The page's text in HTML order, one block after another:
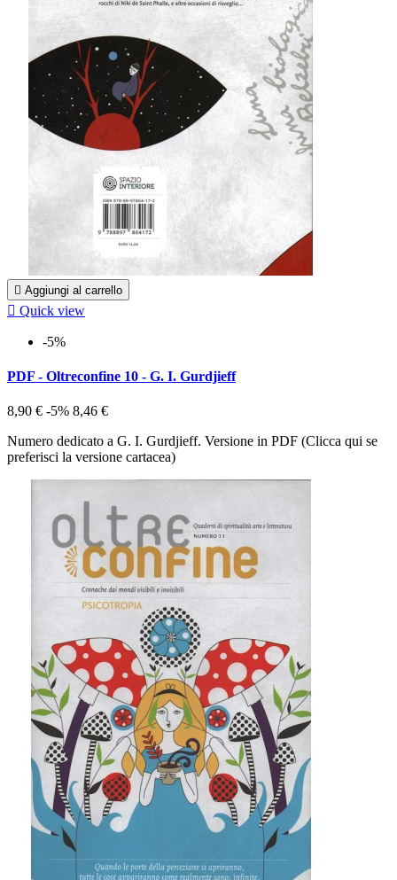
 Aggiungi al carrello
 Quick view
-5%
PDF - Oltreconfine 10 - G. I. Gurdjieff
8,90 € -5% 8,46 €
Numero dedicato a G. I. Gurdjieff. Versione in PDF (Clicca qui se
preferisci la versione cartacea)